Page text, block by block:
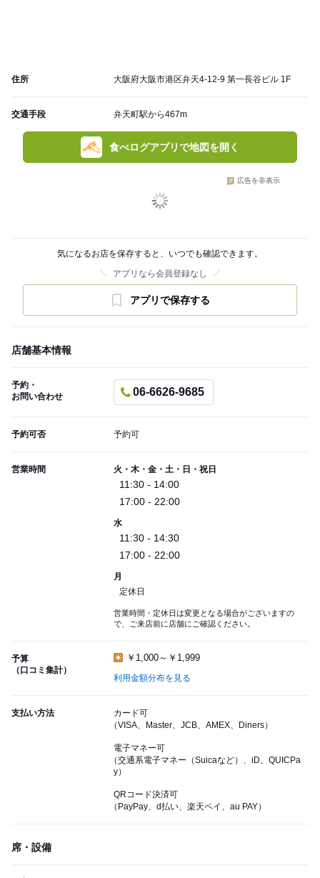
住所 大阪府大阪市港区弁天4-12-9 第一長谷ビル 1F
交通手段 弁天町駅から467m
食べログアプリで地図を開く
広告を非表示
気になるお店を保存すると、いつでも確認できます。
アプリなら会員登録なし
アプリで保存する
店舗基本情報
予約・
お問い合わせ
06-6626-9685
予約可否 予約可
営業時間 火・木・金・土・日・祝日
11:30 - 14:00
17:00 - 22:00
水
11:30 - 14:30
17:00 - 22:00
月
定休日
営業時間・定休日は変更となる場合がございますの
で、ご来店前に店舗にご確認ください。
予算
（口コミ集計）
￥1,000～￥1,999
利用金額分布を見る
支払い方法
カード可
（VISA、Master、JCB、AMEX、Diners）
電子マネー可
（交通系電子マネー（Suicaなど）、iD、QUICPa
y）
QRコード決済可
（PayPay、d払い、楽天ペイ、au PAY）
席・設備